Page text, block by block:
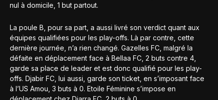
nul à domicile, 1 but partout.
La poule B, pour sa part, a aussi livré son verdict quant aux
équipes qualifiées pour les play-offs. Là par contre, cette
dernière journée, n’a rien changé. Gazelles FC, malgré la
défaite en déplacement face à Bellaa FC, 2 buts contre 4,
garde sa place de leader et est donc qualifié pour les play-
offs. Djabir FC, lui aussi, garde son ticket, en s’imposant face
à l’US Amou, 3 buts à 0. Etoile Féminine s’impose en